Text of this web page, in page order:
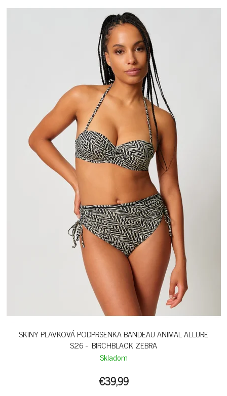
SKINY PLAVKOVÁ PODPRSENKA BANDEAU ANIMAL ALLURE
S26 - BIRCHBLACK ZEBRA
Skladom
€39,99